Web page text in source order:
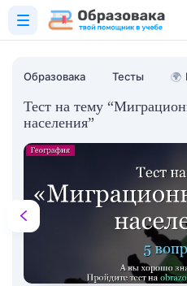
Образовака Тесты 🌍
Тест на тему
населения”